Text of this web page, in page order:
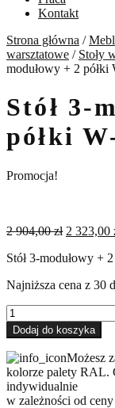
Kontakt
Strona główna /
warsztatowe / Stoły
modułowy + 2 półki
Stół 3-
półki
Promocja!
2 904,00zł Pierwotna
wynosiła:
2 323,00
Stół 3-modułowy +
Najniższa cena z 30
ilość
Stół
3-
modułowy
+
2
półki
Dodaj do koszyka
Możesz
kolorze palety RAL.
indywidualnie
w zależności od